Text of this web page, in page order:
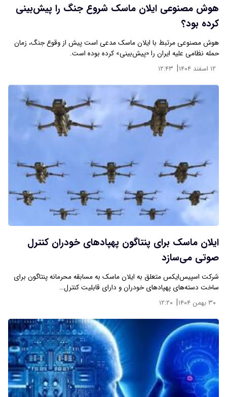
هوش مصنوعی ایلان ماسک شروع جنگ را پیش‌بینی
کرده بود؟
هوش مصنوعی مرتبط با ایلان ماسک مدعی است پیش از وقوع جنگ، زمان
حمله‌ نظامی علیه ایران را «پیش‌بینی» کرده بوده است.
۱۲ اسفند ۱۴۰۴ | ۱۲:۴۳
ایلان ماسک برای پنتاگون پهپادهای خودران کنترل
صوتی می‌سازد
شرکت اسپیس‌ایکس متعلق به ایلان ماسک به مسابقه محرمانه پنتاگون برای
ساخت دسته‌های پهپادهای خودران و دارای قابلیت کنترل…
۳۰ بهمن ۱۴۰۴ | ۱۲:۲۰